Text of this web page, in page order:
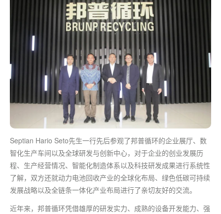
Septian Hario Seto先生一行先后参观了邦普循环的企业展厅、数
智化生产车间以及全球研发与创新中心，对于企业的创业发展历
程、生产经营情况、智能化制造体系以及科技研发成果进行系统性
了解，双方还就动力电池回收产业的全球化布局、绿色低碳可持续
发展战略以及全链条一体化产业布局进行了亲切友好的交流。
近年来，邦普循环凭借雄厚的研发实力、成熟的设备开发能力、强